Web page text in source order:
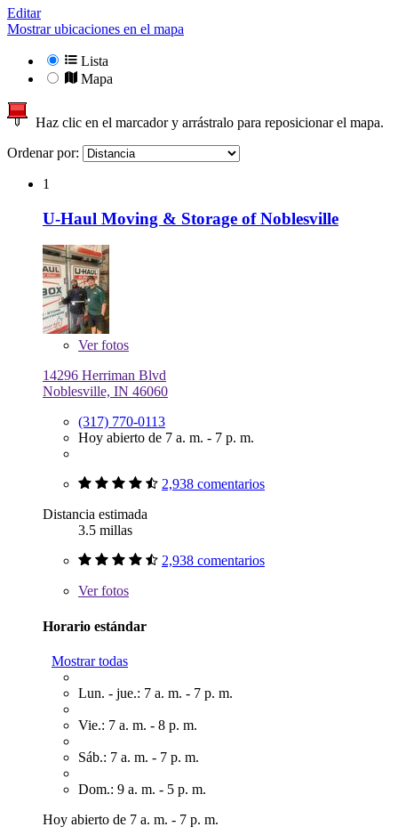
Editar
Mostrar ubicaciones en el mapa
Lista
Mapa
Haz clic en el marcador y arrástralo para reposicionar el mapa.
Ordenar por:
1
U-Haul Moving & Storage of Noblesville
Verfotos
14296 Herriman Blvd
Noblesville, IN 46060
(317) 770-0113
Hoy abierto de 7 a. m. - 7 p. m.
2,938 comentarios
Distancia estimada
3.5 millas
2,938 comentarios
Verfotos
Horario estándar
Mostrar todas
Lun. - jue.: 7 a. m. - 7 p. m.
Vie.: 7 a. m. - 8 p. m.
Sáb.: 7 a. m. - 7 p. m.
Dom.: 9 a. m. - 5 p. m.
Hoy abierto de 7 a. m. - 7 p. m.